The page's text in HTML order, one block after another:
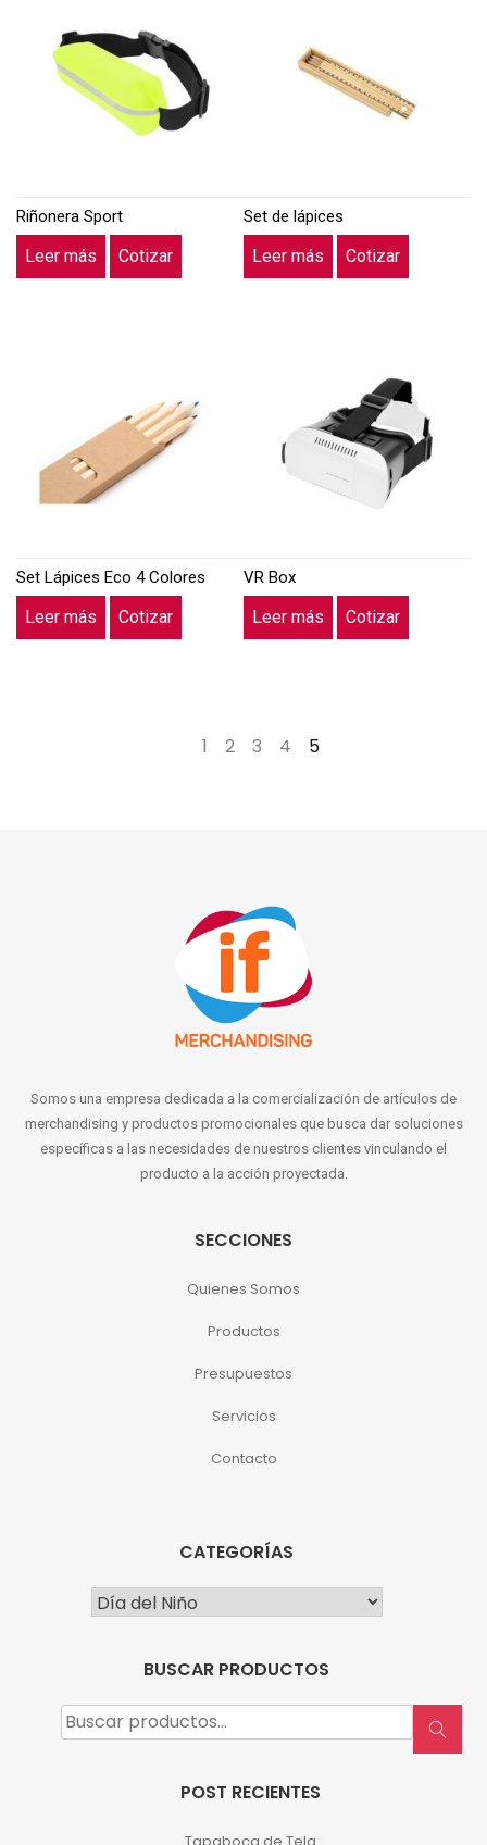
Riñonera Sport
Leer más Cotizar
Set de lápices
Leer más Cotizar
Set Lápices Eco 4 Colores
Leer más Cotizar
VR Box
Leer más Cotizar
1 2 3 4 5
Somos una empresa dedicada a la comercialización de artículos de
merchandising y productos promocionales que busca dar soluciones
específicas a las necesidades de nuestros clientes vinculando el
producto a la acción proyectada.
SECCIONES
Quienes Somos
Productos
Presupuestos
Servicios
Contacto
CATEGORÍAS
BUSCAR PRODUCTOS
Buscar
por:
POST RECIENTES